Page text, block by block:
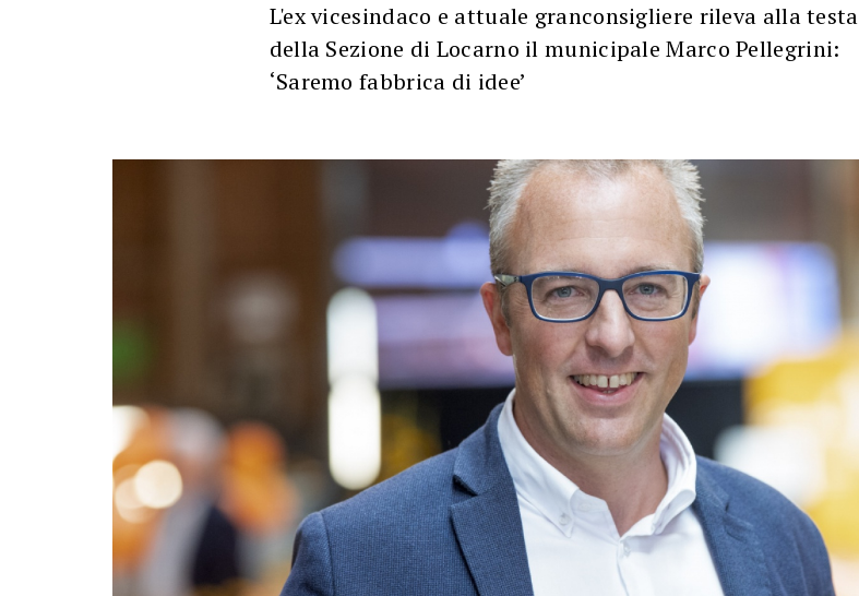
L'ex vicesindaco e attuale granconsigliere rileva alla testa
della Sezione di Locarno il municipale Marco Pellegrini:
‘Saremo fabbrica di idee’